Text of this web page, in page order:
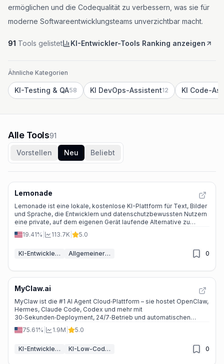
ermöglichen und die Codequalität zu verbessern, was sie für
moderne Softwareentwicklungsteams unverzichtbar macht.
91 Tools gelistet KI-Entwickler-Tools Ranking anzeigen
Ähnliche Kategorien
KI-Testing & QA58 KI DevOps-Assistent12 KI Code-
Alle Tools91
Vorstellen
Neu Beliebt
Lemonade
Lemonade ist eine lokale, kostenlose KI-Plattform für Text, Bilder
und Sprache, die Entwicklern und datenschutzbewussten Nutzern
eine private, auf dem eigenen Gerät laufende Alternative zu
Cloud‑Diensten bietet.
19.41% 113.7K 5.0
KI-Entwickler-Tools Allgemeiner LLM 0
MyClaw.ai
MyClaw ist die #1 AI Agent Cloud‑Plattform – sie hostet OpenClaw,
Hermes, Claude Code, Codex und mehr mit
30‑Sekunden‑Deployment, 24/7‑Betrieb und automatischen
Updates.
75.61% 1.9M 5.0
KI-Entwickler-Tools KI-Low-Code- und No-Code-Tools 0